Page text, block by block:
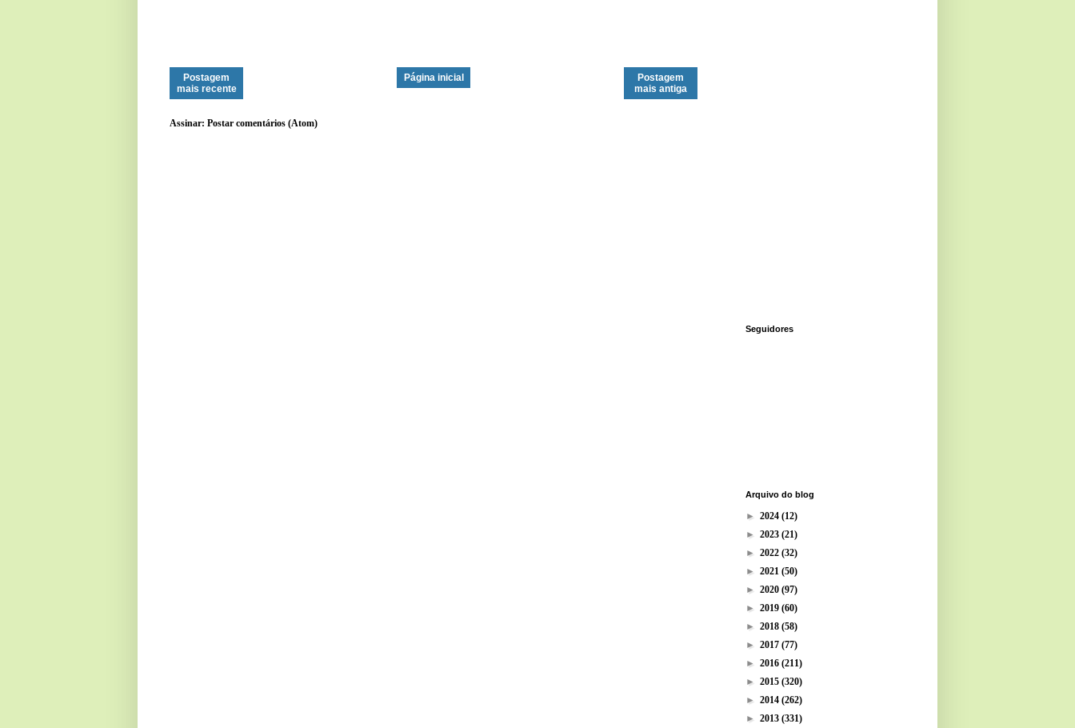
Postagem
mais recente
Postagem
mais antiga
Página inicial
Assinar: Postar comentários (Atom)
Seguidores
Arquivo do blog
► 2024 (12)
► 2023 (21)
► 2022 (32)
► 2021 (50)
► 2020 (97)
► 2019 (60)
► 2018 (58)
► 2017 (77)
► 2016 (211)
► 2015 (320)
► 2014 (262)
► 2013 (331)